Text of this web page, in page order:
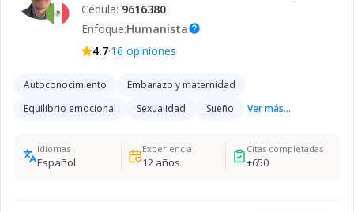
Cédula: 9616380
Enfoque:Humanistahelp
4.7·16 opiniones
Autoconocimiento
Embarazo y maternidad
Equilibrio emocional
Sexualidad Sueño Ver más...
Idiomas
Español
Experiencia
12 años
Citas completadas
+650